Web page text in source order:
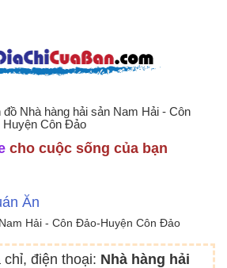
Nhà hàng hải sản Nam Hải - Côn
Côn Đảo
cho cuộc sống của bạn
Ăn
Hải - Côn Đảo-Huyện Côn Đảo
chỉ, điện thoại: Nhà hàng hải